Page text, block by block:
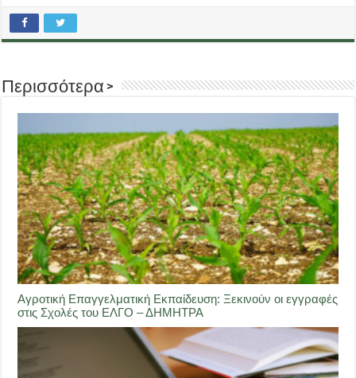
Περισσότερα >
Αγροτική Επαγγελματική Εκπαίδευση: Ξεκινούν οι εγγραφές
στις Σχολές του ΕΛΓΟ – ΔΗΜΗΤΡΑ